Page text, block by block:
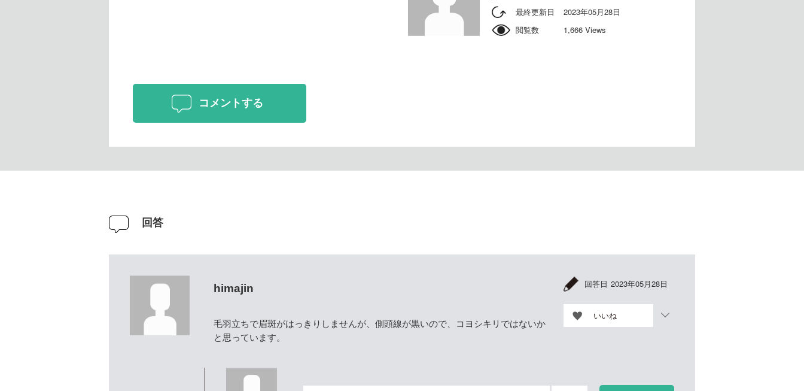
最終更新日
2023年05月28日
閲覧数
1,666 Views
コメントする
回答
himajin
毛羽立ちで眉斑がはっきりしませんが、側頭線が黒いので、コヨシキリではないか
と思っています。
回答日 2023年05月28日
いいね